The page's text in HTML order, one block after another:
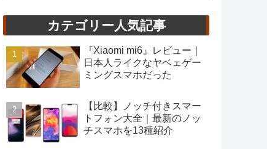
カテゴリー人気記事
『Xiaomi mi6』レビュー｜
日本人ライクなヤベェゲー
ミングスマホだった
【比較】ノッチ付きスマー
トフォン大全｜最新のノッ
チスマホを13種紹介